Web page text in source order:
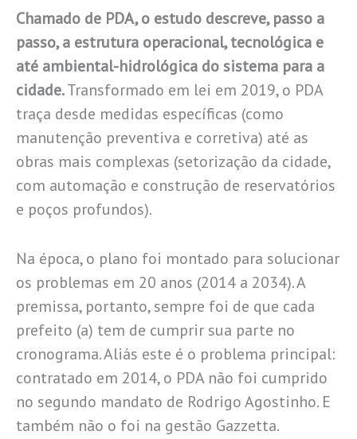
Chamado de PDA, o estudo descreve, passo a
passo, a estrutura operacional, tecnológica e
até ambiental-hidrológica do sistema para a
cidade.Transformado em lei em 2019, o PDA
traça desde medidas específicas (como
manutenção preventiva e corretiva) até as
obras mais complexas (setorização da cidade,
com automação e construção de reservatórios
e poços profundos).
Na época, o plano foi montado para solucionar
os problemas em 20 anos (2014 a 2034). A
premissa, portanto, sempre foi de que cada
prefeito (a) tem de cumprir sua parte no
cronograma. Aliás este é o problema principal:
contratado em 2014, o PDA não foi cumprido
no segundo mandato de Rodrigo Agostinho. E
também não o foi na gestão Gazzetta.